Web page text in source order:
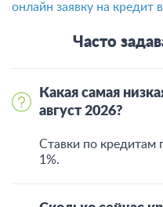
онлайн заявку на кредит
Часто
Какая самая
август 2026?
Ставки по кредитам
1%.